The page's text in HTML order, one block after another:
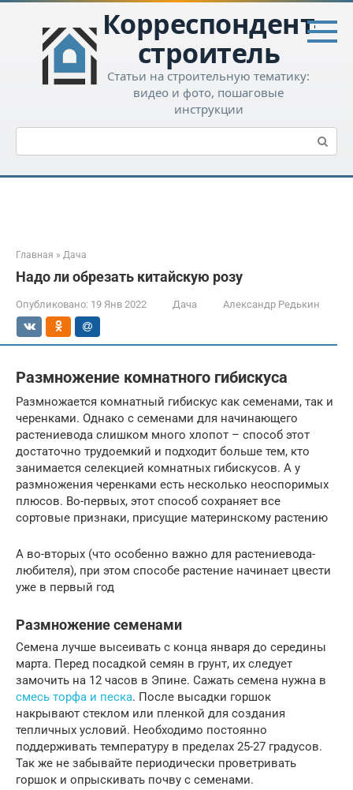
Перейти
контенту
Корреспондент-
строитель
Статьи на строительную тематику:
видео и фото, пошаговые
инструкции
Поиск:
Главная » Дача
Надо ли обрезать китайскую розу
Опубликовано: 19 Янв 2022 Дача Александр Редькин
Размножение комнатного гибискуса
Размножается комнатный гибискус как семенами, так и
черенками. Однако с семенами для начинающего
растениевода слишком много хлопот – способ этот
достаточно трудоемкий и подходит больше тем, кто
занимается селекцией комнатных гибискусов. А у
размножения черенками есть несколько неоспоримых
плюсов. Во-первых, этот способ сохраняет все
сортовые признаки, присущие материнскому растению
А во-вторых (что особенно важно для растениевода-
любителя), при этом способе растение начинает цвести
уже в первый год
Размножение семенами
Семена лучше высеивать с конца января до середины
марта. Перед посадкой семян в грунт, их следует
замочить на 12 часов в Эпине. Сажать семена нужна в
смесь торфа и песка. После высадки горшок
накрывают стеклом или пленкой для создания
тепличных условий. Необходимо постоянно
поддерживать температуру в пределах 25-27 градусов.
Так же не забывайте периодически проветривать
горшок и опрыскивать почву с семенами.